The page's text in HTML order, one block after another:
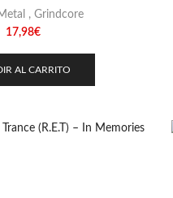
, Grindcore
17,98€
AL CARRITO